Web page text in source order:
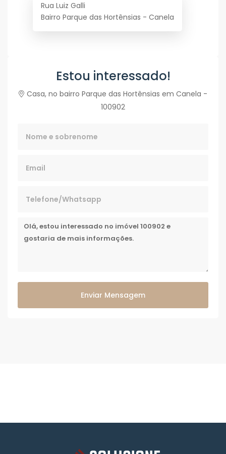
Rua Luiz Galli
Bairro Parque das Hortênsias - Canela
Estou interessado!
Casa, no bairro Parque das Hortênsias em Canela -
100902
Enviar Mensagem